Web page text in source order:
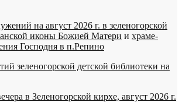
на август 2026 г. в зеленогорской
иконы Божией Матери и храме-
Господня в п.Репино
зеленогорской детской библиотеки на
в Зеленогорской кирхе, август 2026 г.